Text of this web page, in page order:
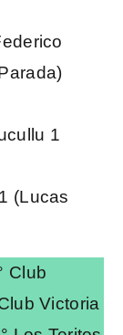
1
(Lucas
Club
Victoria